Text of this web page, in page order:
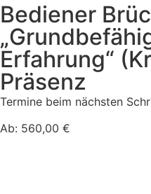
Bediener
Erfahrung“
Präsenz
Termine beim nächsten
Ab: 560,00 €